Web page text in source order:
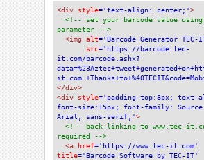
<div style='text-align: center;'>
<!-- set your barcode value
parameter -->
<img alt='Barcode Generator TEC-
src='https://barcode.tec-
it.com/barcode.ashx?
</div>
<div style='padding-top:8px; text-
font-size:15px; font-family: Source
Arial, sans-serif;'>
<!-- back-linking to www.tec-
required -->
<a href='https://www.tec-it.com'
title='Barcode Software by TEC-IT'